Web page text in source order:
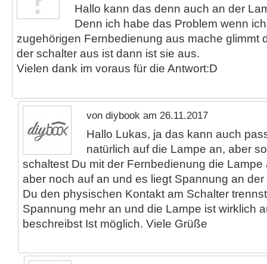
Hallo kann das denn auch an der
Denn ich habe das Problem wenn
zugehörigen Fernbedienung aus mache glimmt
der schalter aus ist dann ist sie aus.
Vielen dank im voraus für die Antwort:D
von diybook am 26.11.2017
Hallo Lukas, ja das kann auch
natürlich auf die Lampe an, aber
schaltest Du mit der Fernbedienung die Lampe
aber noch auf an und es liegt Spannung an
Du den physischen Kontakt am Schalter
Spannung mehr an und die Lampe ist wirklich
beschreibst Ist möglich. Viele Grüße